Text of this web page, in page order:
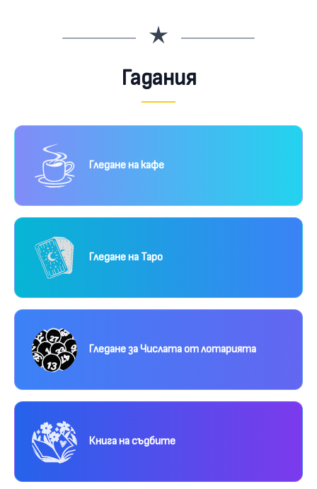
Гадания
Гледане на кафе
Гледане на Таро
Гледане за Числата от лотарията
Книга на съдбите